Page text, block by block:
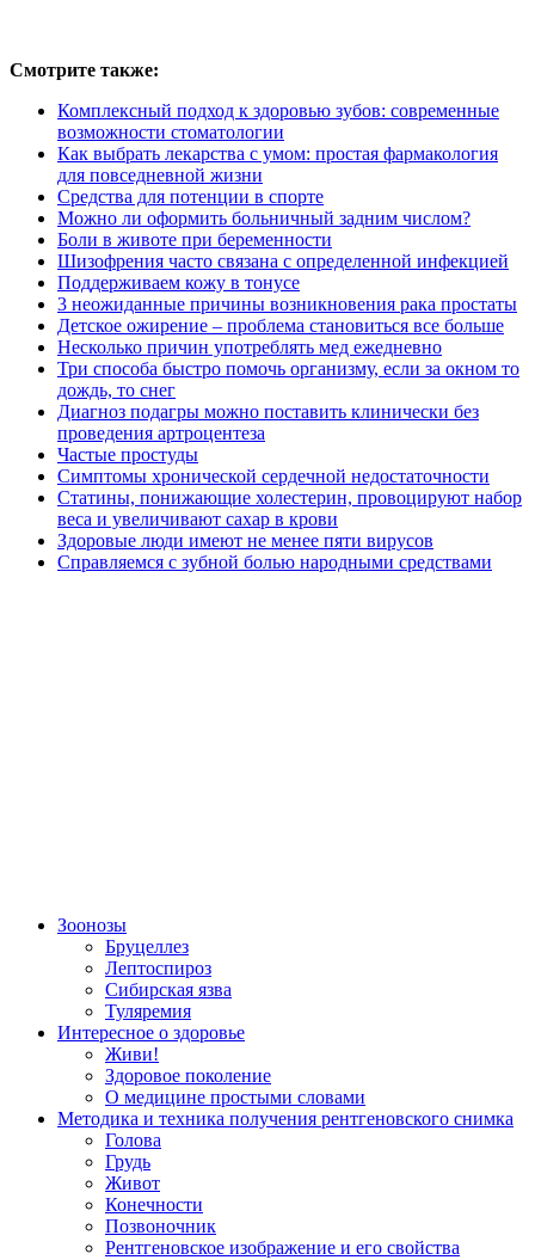
Смотрите также:
Комплексный подход к здоровью зубов: современные
возможности стоматологии
Как выбрать лекарства с умом: простая фармакология
для повседневной жизни
Средства для потенции в спорте
Можно ли оформить больничный задним числом?
Боли в животе при беременности
Шизофрения часто связана с определенной инфекцией
Поддерживаем кожу в тонусе
3 неожиданные причины возникновения рака простаты
Детское ожирение – проблема становиться все больше
Несколько причин употреблять мед ежедневно
Три способа быстро помочь организму, если за окном то
дождь, то снег
Диагноз подагры можно поставить клинически без
проведения артроцентеза
Частые простуды
Симптомы хронической сердечной недостаточности
Статины, понижающие холестерин, провоцируют набор
веса и увеличивают сахар в крови
Здоровые люди имеют не менее пяти вирусов
Справляемся с зубной болью народными средствами
Зоонозы
Бруцеллез
Лептоспироз
Сибирская язва
Туляремия
Интересное о здоровье
Живи!
Здоровое поколение
О медицине простыми словами
Методика и техника получения рентгеновского снимка
Голова
Грудь
Живот
Конечности
Позвоночник
Рентгеновское изображение и его свойства